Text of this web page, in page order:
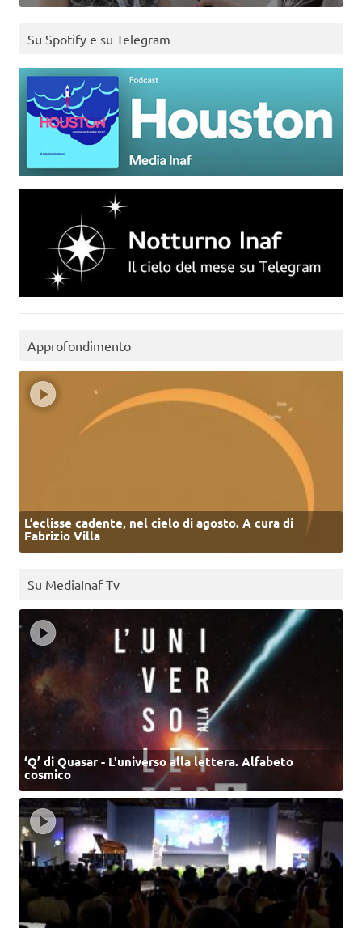
Su Spotify e su Telegram
Approfondimento
L’eclisse cadente, nel cielo di agosto. A cura di
Fabrizio Villa
Su MediaInaf Tv
‘Q’ di Quasar - L'universo alla lettera. Alfabeto
cosmico